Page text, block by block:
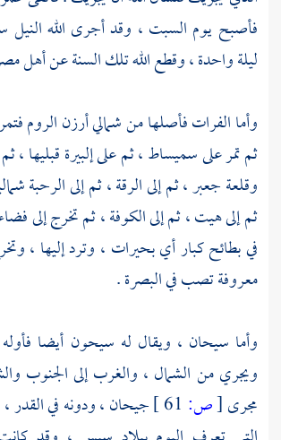
فأصبح يوم السبت ، وقد أجرى اللهالنيل
ليلة واحدة ، وقطع الله تلك السنة عنأهل
وأماالفراتفأصلها من شماليأرزن الروم
ثم تمر علىسميساط، ثم علىإلبيرةقبليها ،
وقلعة جعبر، ثمإلى الرقة، ثم إلىالرحبة
ثم إلىهيت، ثم إلىالكوفة، ثم تخرج إلى فضاء
في بطائح كبار أي بحيرات ، وترد إليها ،
معروفة تصب فيالبصرة.
وأما سيحان ، ويقال له سيحون أيضا
ويجري من الشمال ، والغرب إلى الجنوب
مجرى[ص: جيحان، ودونه في